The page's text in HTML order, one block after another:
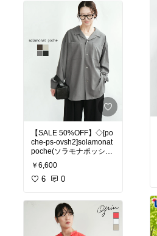
撥水加工にuv効果もあり
キャップの裏はメッシュ
裏地がついていて
蒸れにくいのもありがた
い！
再販希望！
ANME アンメ 接触冷感 U
Vカット(UPF50＋) 撥水
加工 ナイロン ロゴ キャ
ップ 【スカーフ付き/2点
セット】 レディース メン
ズ 男女兼用 ユニセックス
ノームコア グッズ 帽子
ハット ストール 機能性 U
Vケア カジュアル セット
アップ 春夏 春 夏 秋 冬
【SALE 50%OFF】◇[po
che-ps-ovsh2]solamonat
poche(ソラモナポッシェ)
ポリスパンオープンカラ
ーシャツ トップス オーバ
ーシャツ レディース セー
￥6,600
6 0